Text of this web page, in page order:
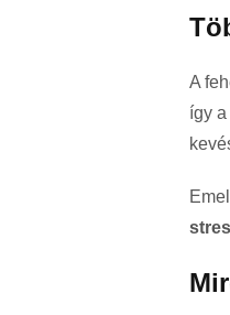
A
így